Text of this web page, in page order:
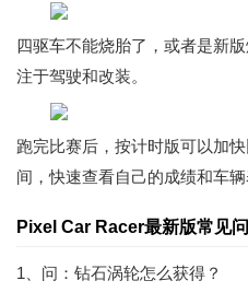
四驱车不能烧胎了，或者是新
注于驾驶和改装。
跑完比赛后，按计时版可以加
间，快速查看自己的成绩和车辆
Pixel Car Racer最新版常见
1、问：钻石涡轮怎么获得？